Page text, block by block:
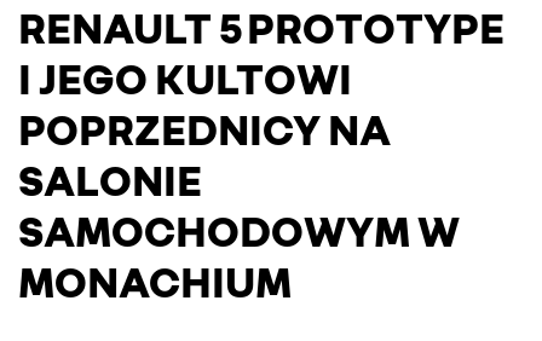
RENAULT 5 PROTOTYPE
I JEGO KULTOWI
POPRZEDNICY NA
SALONIE
SAMOCHODOWYM W
MONACHIUM